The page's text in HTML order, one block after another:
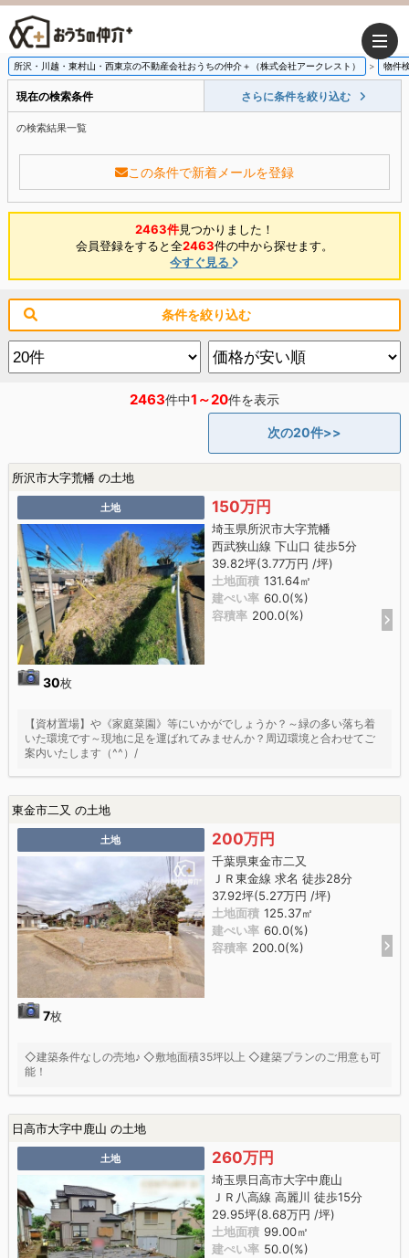
所沢・川越・東村山・西東京の不動産会社おうちの仲介＋（株式会社アークレスト） 物件
現在の検索条件 さらに条件を絞り込む
の検索結果一覧
この条件で新着メールを登録
2463件見つかりました！
会員登録をすると全2463件の中から探せます。
今すぐ見る
条件を絞り込む
2463件中1～20件を表示
次の20件>>
所沢市大字荒幡 の土地
土地
30枚
150万円
埼玉県所沢市大字荒幡
西武狭山線 下山口 徒歩5分
39.82坪(3.77万円 /坪)
土地面積 131.64㎡
建ぺい率 60.0(%)
容積率 200.0(%)
【資材置場】や《家庭菜園》等にいかがでしょうか？～緑の多い落ち着
いた環境です～現地に足を運ばれてみませんか？周辺環境と合わせてご
案内いたします（^^）/
東金市二又 の土地
土地
7枚
200万円
千葉県東金市二又
ＪＲ東金線 求名 徒歩28分
37.92坪(5.27万円 /坪)
土地面積 125.37㎡
建ぺい率 60.0(%)
容積率 200.0(%)
◇建築条件なしの売地♪ ◇敷地面積35坪以上 ◇建築プランのご用意も可
能！
日高市大字中鹿山 の土地
土地 260万円
埼玉県日高市大字中鹿山
ＪＲ八高線 高麗川 徒歩15分
29.95坪(8.68万円 /坪)
土地面積 99.00㎡
建ぺい率 50.0(%)